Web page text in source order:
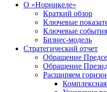
О «Норникеле»
Краткий обзор
Ключевые
Ключевые
Бизнес-модель
Стратегический отчет
Обращение
Обращение
Расширяем